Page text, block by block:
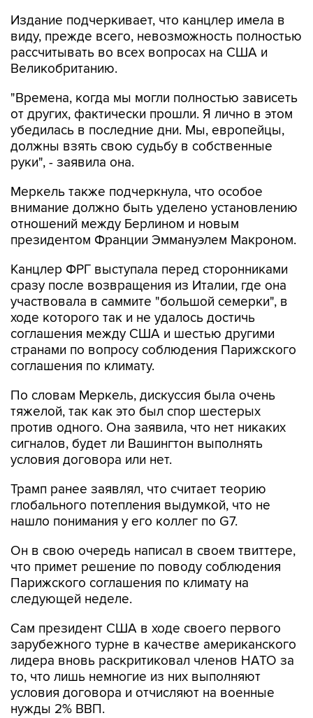
Издание подчеркивает, что канцлер имела в
виду, прежде всего, невозможность полностью
рассчитывать во всех вопросах на США и
Великобританию.
"Времена, когда мы могли полностью зависеть
от других, фактически прошли. Я лично в этом
убедилась в последние дни. Мы, европейцы,
должны взять свою судьбу в собственные
руки", - заявила она.
Меркель также подчеркнула, что особое
внимание должно быть уделено установлению
отношений между Берлином и новым
президентом Франции Эммануэлем Макроном.
Канцлер ФРГ выступала перед сторонниками
сразу после возвращения из Италии, где она
участвовала в саммите "большой семерки", в
ходе которого так и не удалось достичь
соглашения между США и шестью другими
странами по вопросу соблюдения Парижского
соглашения по климату.
По словам Меркель, дискуссия была очень
тяжелой, так как это был спор шестерых
против одного. Она заявила, что нет никаких
сигналов, будет ли Вашингтон выполнять
условия договора или нет.
Трамп ранее заявлял, что считает теорию
глобального потепления выдумкой, что не
нашло понимания у его коллег по G7.
Он в свою очередь написал в своем твиттере,
что примет решение по поводу соблюдения
Парижского соглашения по климату на
следующей неделе.
Сам президент США в ходе своего первого
зарубежного турне в качестве американского
лидера вновь раскритиковал членов НАТО за
то, что лишь немногие из них выполняют
условия договора и отчисляют на военные
нужды 2% ВВП.